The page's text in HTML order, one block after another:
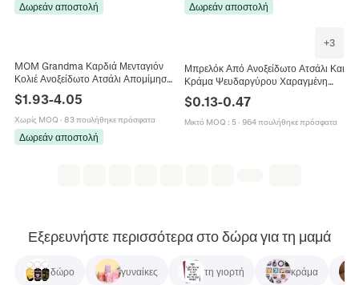
Δωρεάν αποστολή Δωρεάν αποστολή
MOM Grandma Καρδιά Μενταγιόν
Κολιέ Ανοξείδωτο Ατσάλι Απομίμηση
Όπαλ Γυαλί Τεχνητό Τεχνητό
Μαργαριτάρι Δώρο Γιορτής Της
Μητέρας Κοσμήματα Γυναίκες
$1.93-4.05
Χωρίς MOQ · 83 πουλήθηκε πρόσφατα
Δωρεάν αποστολή
+3
Μπρελόκ Από Ανοξείδωτο Ατσάλι Και
Κράμα Ψευδαργύρου Χαραγμένη
Γιορτή Της Μητέρας Χριστούγεννα
Για Μαμά
$0.13-0.47
Μικτό MOQ : 5· 964 πουλήθηκε πρόσφατα
Εξερευνήστε περισσότερα στο δώρα για τη μαμά
δώρο γυναίκες τη γιορτή κράμα